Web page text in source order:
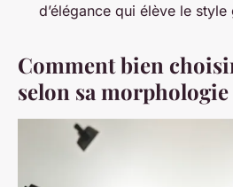
d’élégance qui élève le style
Comment bien
selon sa morphologie